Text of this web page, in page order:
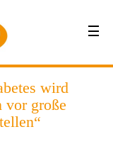
wird
große